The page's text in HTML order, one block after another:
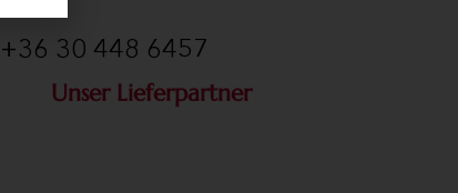
+36 30 448 6457
Unser Lieferpartner